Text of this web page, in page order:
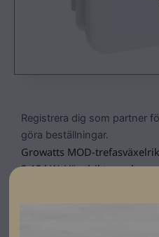
Registrera dig som partner
göra beställningar.
Growatts MOD-
3-15 kW. Växelriktarna